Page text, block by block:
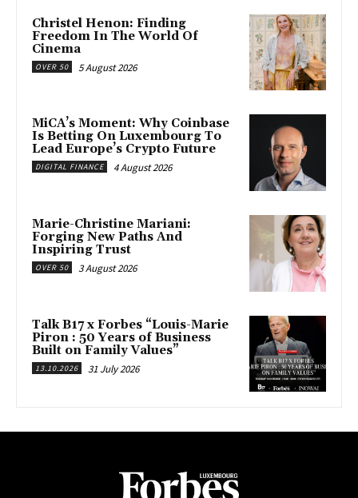
Christel Henon: Finding
Freedom In The World Of
Cinema
OVER 50 5 August 2026
MiCA’s Moment: Why Coinbase
Is Betting On Luxembourg To
Lead Europe’s Crypto Future
DIGITAL FINANCE 4 August 2026
Marie-Christine Mariani:
Forging New Paths And
Inspiring Trust
OVER 50 3 August 2026
Talk B17 x Forbes “Louis-Marie
Piron : 50 Years of Business
Built on Family Values”
13.10.2026 31 July 2026